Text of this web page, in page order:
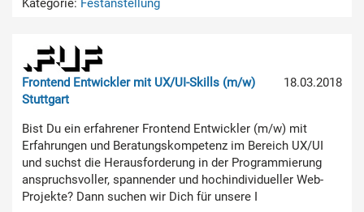
18.03.2018
Frontend Entwickler mit UX/UI-Skills (m/w)
Stuttgart
Bist Du ein erfahrener Frontend Entwickler (m/w) mit
Erfahrungen und Beratungskompetenz im Bereich UX/UI
und suchst die Herausforderung in der Programmierung
anspruchsvoller, spannender und hochindividueller Web-
Projekte? Dann suchen wir Dich für unsere I